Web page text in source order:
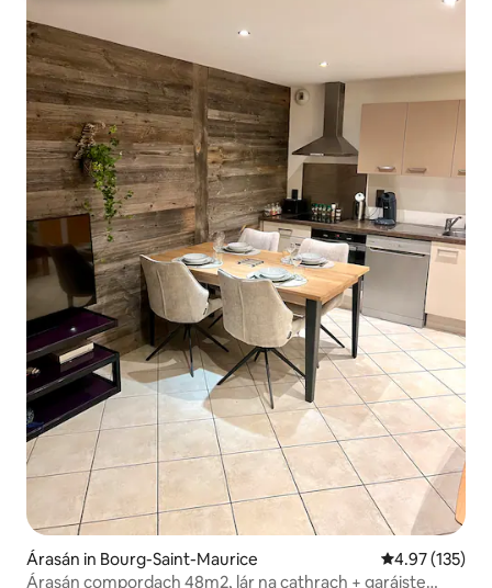
Árasán in Bourg-Saint-Maurice Meánrátáil
4.97 (135)
Árasán compordach 48m2, lár na cathrach + garáiste